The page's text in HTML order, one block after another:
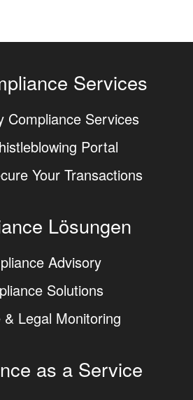
Services
Compliance Services
Portal
Your Transactions
Lösungen
Advisory
Solutions
& Legal Monitoring
as a Service